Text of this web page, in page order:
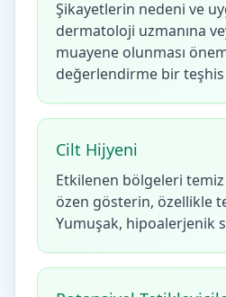
Şikayetlerin nedeni ve
dermatoloji uzmanına
muayene olunması
değerlendirme bir
Cilt Hijyeni
Etkilenen bölgeleri
özen gösterin, özellikle
Yumuşak, hipoalerjenik